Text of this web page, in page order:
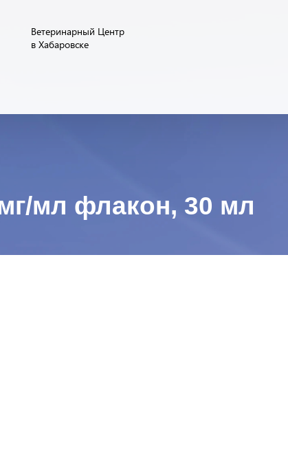
Ветеринарный Центр
в Хабаровске
мл флакон, 30 мл